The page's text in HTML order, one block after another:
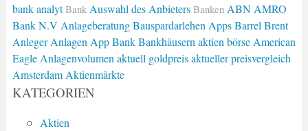
bank analyt Bank Auswahl des Anbieters Banken ABN AMRO
Bank N.V Anlageberatung Bauspardarlehen Apps Barrel Brent
Anleger Anlagen App Bank Bankhäusern aktien börse American
Eagle Anlagenvolumen aktuell goldpreis aktueller preisvergleich
Amsterdam Aktienmärkte
KATEGORIEN
Aktien